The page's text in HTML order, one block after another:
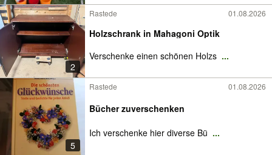
2
Rastede 01.08.2026
Holzschrank in Mahagoni Optik
Verschenke einen schönen Holzs ...
5
Rastede 01.08.2026
Bücher zuverschenken
Ich verschenke hier diverse Bü ...